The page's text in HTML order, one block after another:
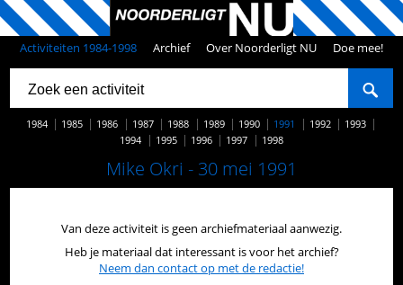
Activiteiten 1984-1998 Archief Over Noorderligt NU Doe mee!
1984 1985 1986 1987 1988 1989 1990 1991 1992
1993
1994
1995 1996 1997 1998
Mike Okri - 30 mei 1991
Van deze activiteit is geen archiefmateriaal aanwezig.
Heb je materiaal dat interessant is voor het archief?
Neem dan contact op met de redactie!